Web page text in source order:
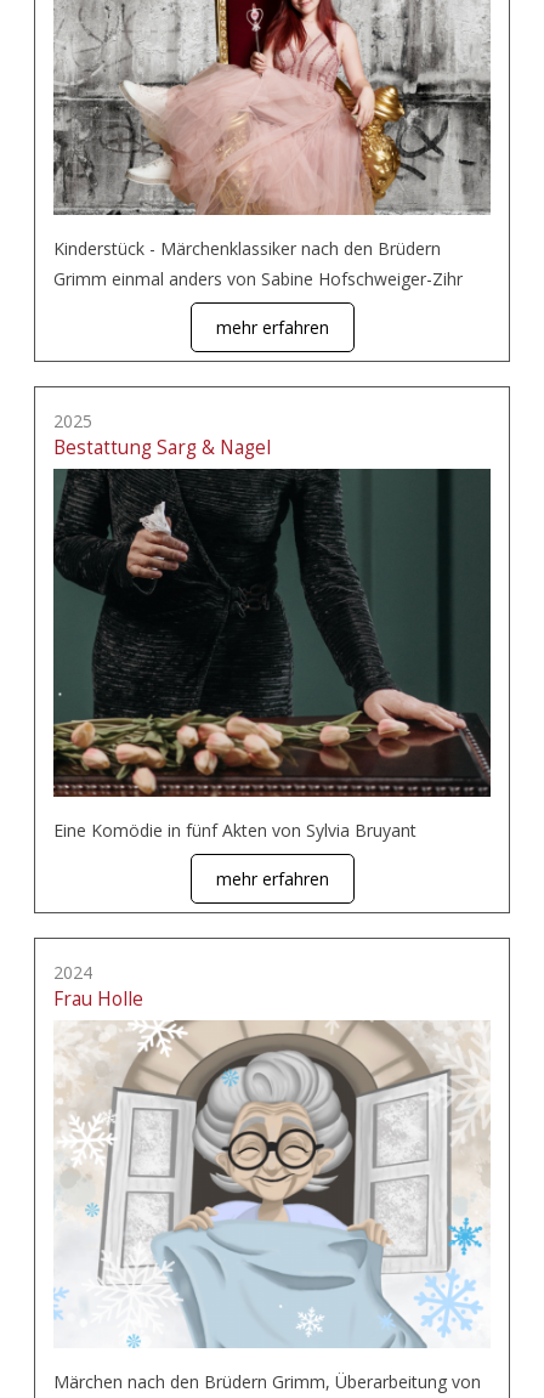
Kinderstück - Märchenklassiker nach den Brüdern
Grimm einmal anders von Sabine Hofschweiger-Zihr
mehr erfahren
2025
Bestattung Sarg & Nagel
Eine Komödie in fünf Akten von Sylvia Bruyant
mehr erfahren
2024
Frau Holle
Märchen nach den Brüdern Grimm, Überarbeitung von